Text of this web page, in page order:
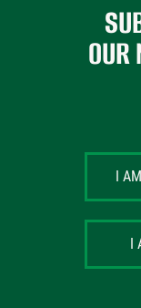
OUR
I
I